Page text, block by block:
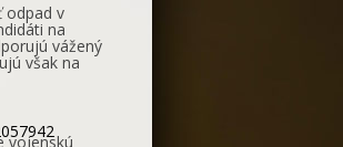
odpad v
na
vážený
však na
vojenskú